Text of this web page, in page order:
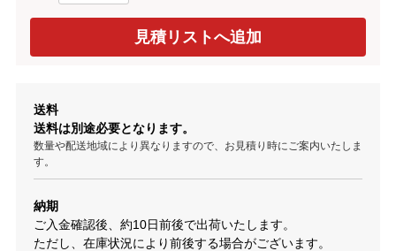
送料
送料は別途必要となります。
数量や配送地域により異なりますので、お見積り時にご案内いたしま
す。
納期
ご入金確認後、約10日前後で出荷いたします。
ただし、在庫状況により前後する場合がございます。